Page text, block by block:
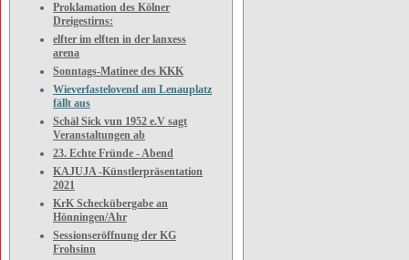
Proklamation des Kölner
Dreigestirns:
elfter im elften in der lanxess
arena
Sonntags-Matinee des KKK
Wieverfastelovend am Lenauplatz
fällt aus
Schäl Sick vun 1952 e.V sagt
Veranstaltungen ab
23. Echte Fründe - Abend
KAJUJA -Künstlerpräsentation
2021
KrK Scheckübergabe an
Hönningen/Ahr
Sessionseröffnung der KG
Frohsinn